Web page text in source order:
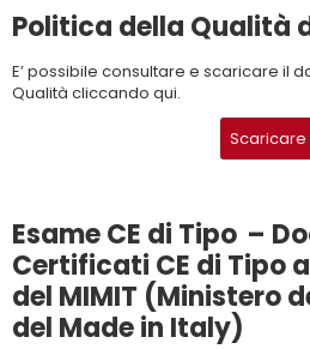
Politica della Qualità
E’ possibile consultare e scaricare il
Qualità cliccando qui.
Scaricare
Esame CE di Tipo –
Certificati CE di Tipo
del MIMIT (Ministero
del Made in Italy)